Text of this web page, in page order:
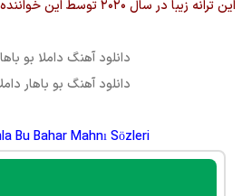
این ترانه زیبا در سال ۲۰۲۰ توسط این خواننده محبوب خوانده شده
دانلود آهنگ داملا بو
دانلود آهنگ بو باهار
Bu Bahar Mahnı Sözleri